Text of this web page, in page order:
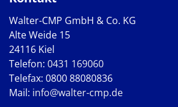
Walter-CMP GmbH & Co. KG
Alte Weide 15
24116 Kiel
Telefon: 0431 169060
Telefax: 0800 88080836
Mail: info@walter-cmp.de